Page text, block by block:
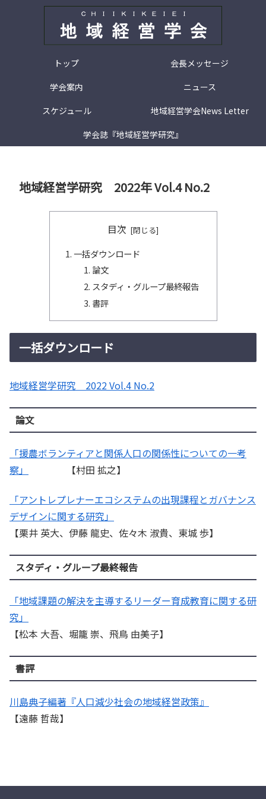
トップ
会長メッセージ
学会案内
ニュース
スケジュール
地域経営学会News Letter
学会誌『地域経営学研究』
地域経営学研究 2022年 Vol.4 No.2
目次
一括ダウンロード
論文
スタディ・グループ最終報告
書評
一括ダウンロード
地域経営学研究 2022 Vol.4 No.2
論文
「援農ボランティアと関係人口の関係性についての一考
察」
【村田 拡之】
「アントレプレナーエコシステムの出現課程とガバナンス
デザインに関する研究」
【栗井 英大、伊藤 龍史、佐々木 淑貴、東城 歩】
スタディ・グループ最終報告
「地域課題の解決を主導するリーダー育成教育に関する研
究」
【松本 大吾、堀籠 崇、飛鳥 由美子】
書評
川島典子編著『人口減少社会の地域経営政策』
【遠藤 哲哉】